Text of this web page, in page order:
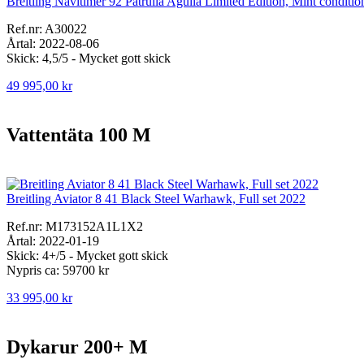
Ref.nr: A30022
Årtal: 2022-08-06
Skick: 4,5/5 - Mycket gott skick
49 995,00 kr
Vattentäta 100 M
Breitling Aviator 8 41 Black Steel Warhawk, Full set 2022
Ref.nr: M173152A1L1X2
Årtal: 2022-01-19
Skick: 4+/5 - Mycket gott skick
Nypris ca: 59700 kr
33 995,00 kr
Dykarur 200+ M